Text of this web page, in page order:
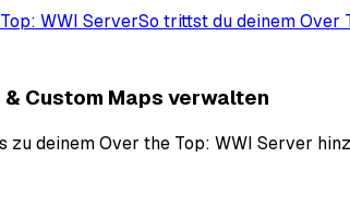
WWI ServerSo trittst du deinem Over
Custom Maps verwalten
deinem Over the Top: WWI Server